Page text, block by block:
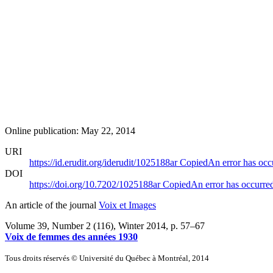
Online publication: May 22, 2014
URI
https://id.erudit.org/iderudit/1025188arCopiedAn error has
DOI
https://doi.org/10.7202/1025188arCopiedAn error has
An article of the journal Voix et Images
Volume 39, Number 2 (116), Winter 2014, p. 57–67
Voix de femmes des années 1930
Tous droits réservés © Université du Québec à Montréal, 2014